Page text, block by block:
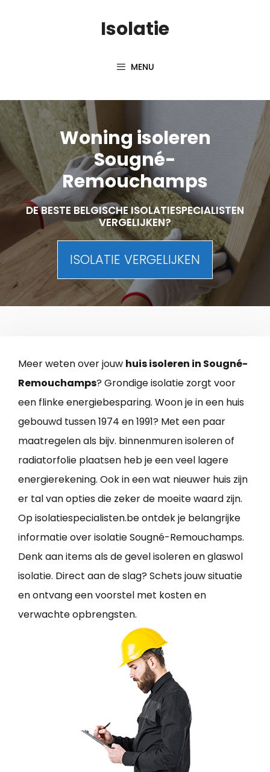
Isolatie
MENU
Woning isoleren
Sougné-
Remouchamps
DE BESTE BELGISCHE ISOLATIESPECIALISTEN
VERGELIJKEN?
ISOLATIE VERGELIJKEN
Meer weten over jouw huis isoleren in Sougné-
Remouchamps? Grondige isolatie zorgt voor
een flinke energiebesparing. Woon je in een huis
gebouwd tussen 1974 en 1991? Met een paar
maatregelen als bijv. binnenmuren isoleren of
radiatorfolie plaatsen heb je een veel lagere
energierekening. Ook in een wat nieuwer huis zijn
er tal van opties die zeker de moeite waard zijn.
Op isolatiespecialisten.be ontdek je belangrijke
informatie over isolatie Sougné-Remouchamps.
Denk aan items als de gevel isoleren en glaswol
isolatie. Direct aan de slag? Schets jouw situatie
en ontvang een voorstel met kosten en
verwachte opbrengsten.